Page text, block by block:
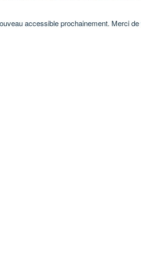
accessible prochainement. Merci